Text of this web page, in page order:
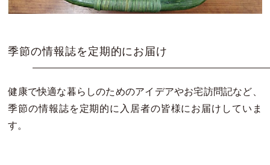
季節の情報誌を定期的にお届け
健康で快適な暮らしのためのアイデアやお宅訪問記など、
季節の情報誌を定期的に入居者の皆様にお届けしていま
す。